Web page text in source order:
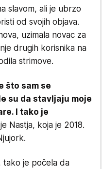
slavom, ali je ubrzo
od svojih objava.
uzimala novac za
drugih korisnika na
strimove.
što sam se
su da stavljaju moje
I tako je
Nastja, koja je 2018.
tako je počela da